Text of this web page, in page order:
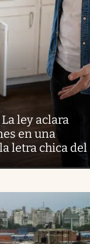
ley aclara
en una
letra chica del